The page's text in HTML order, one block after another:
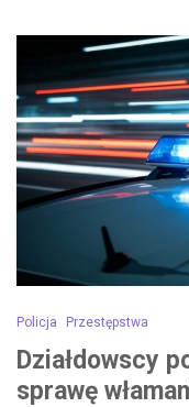
Policja Przestępstwa
Działdowscy
sprawę